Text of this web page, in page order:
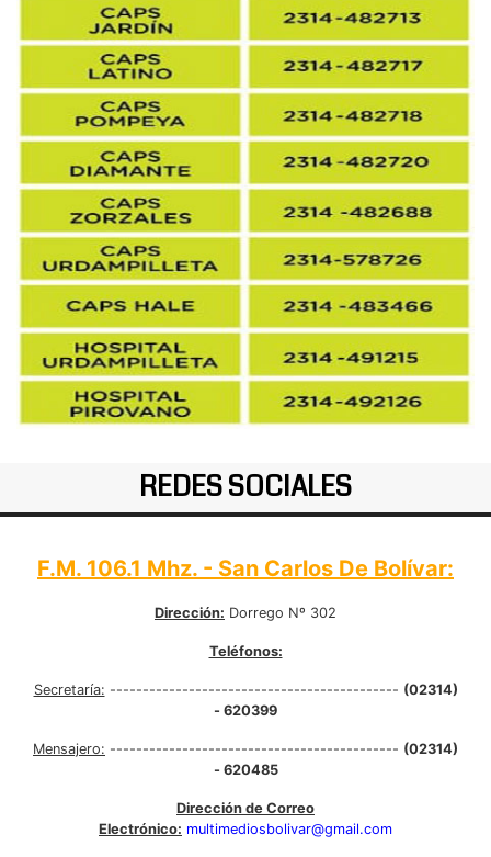
REDES SOCIALES
F.M. 106.1 Mhz. - San Carlos De Bolívar:
Dirección: Dorrego Nº 302
Teléfonos:
Secretaría: -------------------------------------------- (02314)
- 620399
Mensajero: -------------------------------------------- (02314)
- 620485
Dirección de Correo
Electrónico: multimediosbolivar@gmail.com